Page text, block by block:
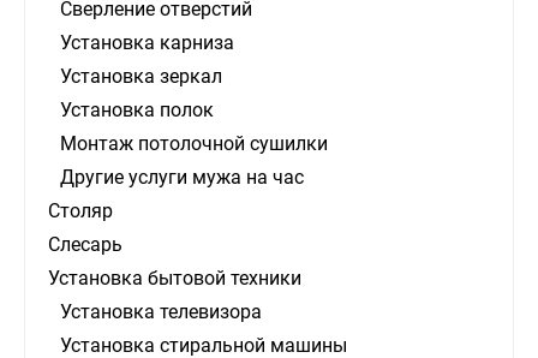
Сверление отверстий
Установка карниза
Установка зеркал
Установка полок
Монтаж потолочной сушилки
Другие услуги мужа на час
Столяр
Слесарь
Установка бытовой техники
Установка телевизора
Установка стиральной машины